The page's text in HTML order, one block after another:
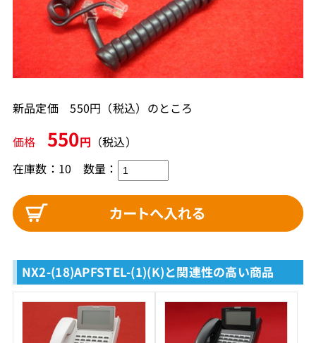
新品定価 550円（税込）のところ
価格 550円 （税込）
在庫数：10 数量：
NX2-(18)APFSTEL-(1)(K)と関連性の高い商品